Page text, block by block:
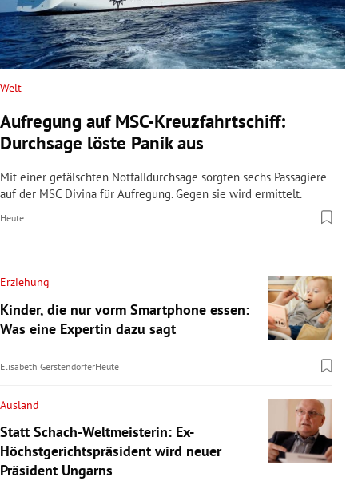
Welt
Aufregung auf MSC-Kreuzfahrtschiff:
Durchsage löste Panik aus
Mit einer gefälschten Notfalldurchsage sorgten sechs Passagiere
auf der MSC Divina für Aufregung. Gegen sie wird ermittelt.
Heute
Erziehung
Kinder, die nur vorm Smartphone essen:
Was eine Expertin dazu sagt
Elisabeth GerstendorferHeute
Ausland
Statt Schach-Weltmeisterin: Ex-
Höchstgerichtspräsident wird neuer
Präsident Ungarns